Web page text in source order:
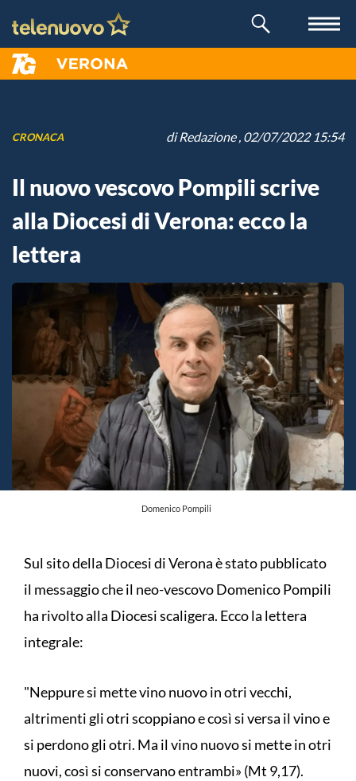
CRONACA diRedazione, 02/07/2022 15:54
Il nuovo vescovo Pompili scrive
alla Diocesi di Verona: ecco la
lettera
Domenico Pompili
Sul sito della Diocesi di Verona è stato pubblicato
il messaggio che il neo-vescovo Domenico Pompili
ha rivolto alla Diocesi scaligera. Ecco la lettera
integrale:
"Neppure si mette vino nuovo in otri vecchi,
altrimenti gli otri scoppiano e così si versa il vino e
si perdono gli otri. Ma il vino nuovo si mette in otri
nuovi, così si conservano entrambi» (Mt 9,17).